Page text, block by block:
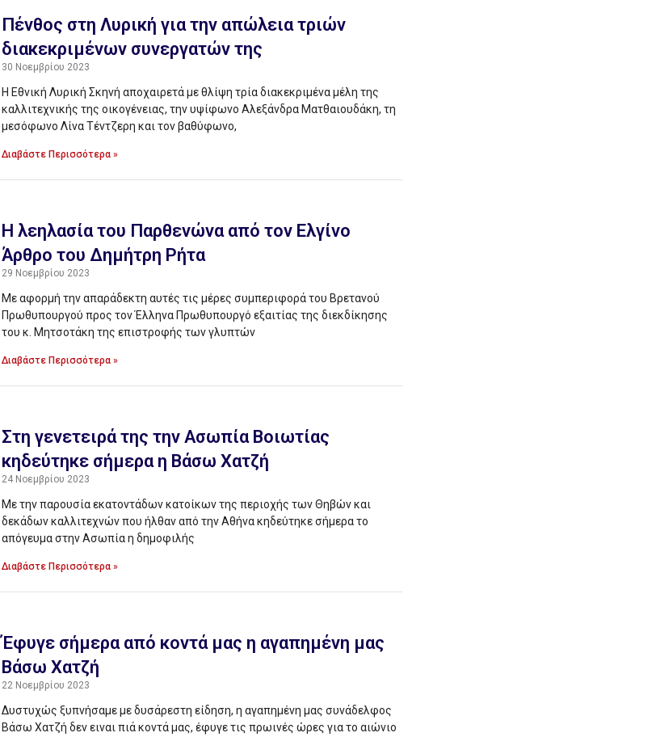
Πένθος στη Λυρική για την απώλεια τριών
διακεκριμένων συνεργατών της
30 Νοεμβρίου 2023
Η Εθνική Λυρική Σκηνή αποχαιρετά με θλίψη τρία διακεκριμένα μέλη της
καλλιτεχνικής της οικογένειας, την υψίφωνο Αλεξάνδρα Ματθαιουδάκη, τη
μεσόφωνο Λίνα Τέντζερη και τον βαθύφωνο,
Διαβάστε Περισσότερα »
H λεηλασία του Παρθενώνα από τον Ελγίνο
Άρθρο του Δημήτρη Ρήτα
29 Νοεμβρίου 2023
Με αφορμή την απαράδεκτη αυτές τις μέρες συμπεριφορά του Βρετανού
Πρωθυπουργού προς τον Έλληνα Πρωθυπουργό εξαιτίας της διεκδίκησης
του κ. Μητσοτάκη της επιστροφής των γλυπτών
Διαβάστε Περισσότερα »
Στη γενετειρά της την Ασωπία Βοιωτίας
κηδεύτηκε σήμερα η Βάσω Χατζή
24 Νοεμβρίου 2023
Με την παρουσία εκατοντάδων κατοίκων της περιοχής των Θηβών και
δεκάδων καλλιτεχνών που ήλθαν από την Αθήνα κηδεύτηκε σήμερα το
απόγευμα στην Ασωπία η δημοφιλής
Διαβάστε Περισσότερα »
Έφυγε σήμερα από κοντά μας η αγαπημένη μας
Βάσω Χατζή
22 Νοεμβρίου 2023
Δυστυχώς ξυπνήσαμε με δυσάρεστη είδηση, η αγαπημένη μας συνάδελφος
Βάσω Χατζή δεν ειναι πιά κοντά μας, έφυγε τις πρωινές ώρες για το αιώνιο